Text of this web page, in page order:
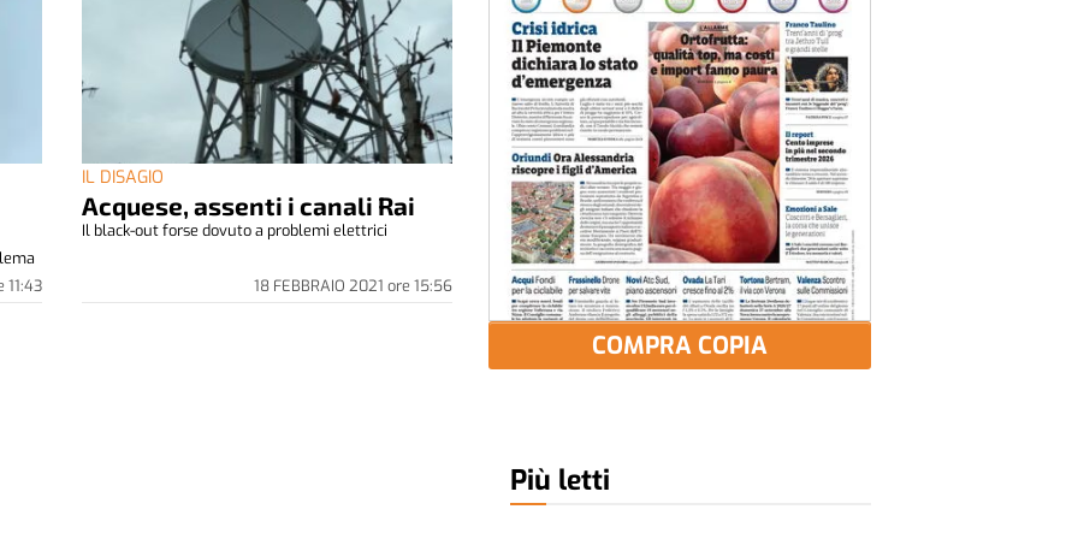
11:43
IL DISAGIO
Acquese, assenti i canali Rai
18 FEBBRAIO 2021 ore 15:56
Il black-out forse dovuto a problemi elettrici
COMPRA COPIA
Più letti